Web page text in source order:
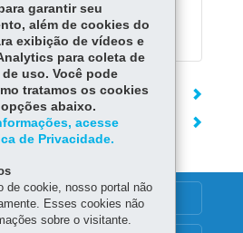
LTDA
LTDA
garantir seu
além de cookies do
exibição de vídeos e
para coleta de
uso. Você pode
tratamos os cookies
abaixo.
acesse
de Privacidade.
de cookie, nosso portal não
Esses cookies não
sobre o visitante.